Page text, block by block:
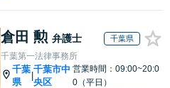
倉田 勲 弁護士 千葉県
千葉第一法律事務所
千葉
県
千葉市中
央区
営業時間：09:00~20:0
0（平日）